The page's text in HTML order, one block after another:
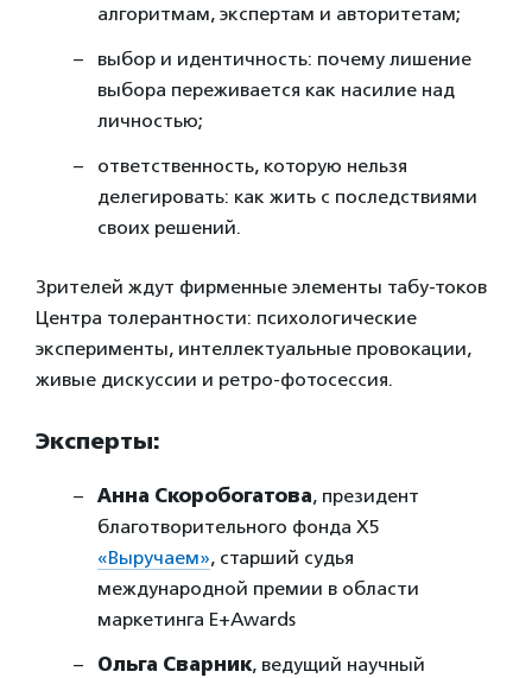
алгоритмам, экспертам и авторитетам;
выбор и идентичность: почему лишение
выбора переживается как насилие над
личностью;
ответственность, которую нельзя
делегировать: как жить с последствиями
своих решений.
Зрителей ждут фирменные элементы табу-токов
Центра толерантности: психологические
эксперименты, интеллектуальные провокации,
живые дискуссии и ретро-фотосессия.
Эксперты:
Анна Скоробогатова, президент
благотворительного фонда Х5
«Выручаем», старший судья
международной премии в области
маркетинга E+Awards
Ольга Сварник, ведущий научный